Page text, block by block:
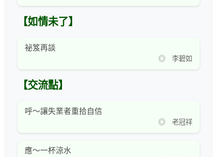
【如情未了】
祕笈再談
◎ 李碧如
【交流點】
呼～讓失業者重拾自信
◎ 老冠祥
應～一杯涼水